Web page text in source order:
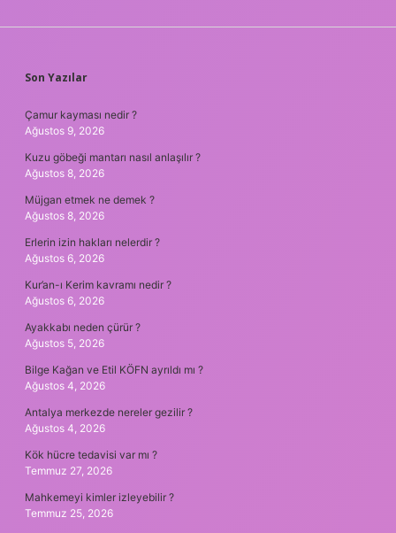
SIDEBAR
Son Yazılar
Çamur kayması nedir ?
Ağustos 9, 2026
Kuzu göbeği mantarı nasıl anlaşılır ?
Ağustos 8, 2026
Müjgan etmek ne demek ?
Ağustos 8, 2026
Erlerin izin hakları nelerdir ?
Ağustos 6, 2026
Kur’an-ı Kerim kavramı nedir ?
Ağustos 6, 2026
Ayakkabı neden çürür ?
Ağustos 5, 2026
Bilge Kağan ve Etil KÖFN ayrıldı mı ?
Ağustos 4, 2026
Antalya merkezde nereler gezilir ?
Ağustos 4, 2026
Kök hücre tedavisi var mı ?
Temmuz 27, 2026
Mahkemeyi kimler izleyebilir ?
Temmuz 25, 2026